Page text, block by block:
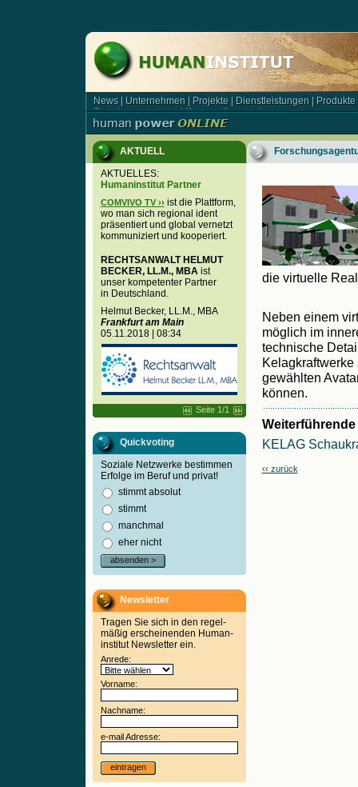
News | Unternehmen | Projekte | Dienstleistungen |
Forschungsagentur | Kooperationspartner
News| Unternehmen| Projekte| Dienstleistungen| Produkte
Forschungsagentur|Kooperationspartner
AKTUELL
AKTUELLES:
Humaninstitut Partner
COMVIVO TV ›› ist die Plattform,
wo man sich regional ident
präsentiert und global vernetzt
kommuniziert und kooperiert.
RECHTSANWALT HELMUT
BECKER, LL.M., MBAist
unser kompetenter Partner
in Deutschland.
Helmut Becker, LL.M., MBA
Frankfurt am Main
05.11.2018 | 08:34
Seite 1/1
Quickvoting
Soziale Netzwerke bestimmen
Erfolge im Beruf und privat!
stimmt absolut
stimmt
manchmal
eher nicht
absenden >
Newsletter
Tragen Sie sich in den regel-
mäßig erscheinenden Human-
institut Newsletter ein.
Anrede:
Vorname:
Nachname:
e-mail Adresse:
eintragen
die virtuelle
Neben einem
möglich im
technische
gewählten
können.
KELAG
‹‹ zurück